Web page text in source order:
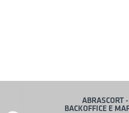
ABRASCORT
BACKOFFICE E